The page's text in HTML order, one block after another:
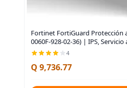
Fortinet FortiGuard Protección
0060F-928-02-36) | IPS,
4
Q 9,736.77